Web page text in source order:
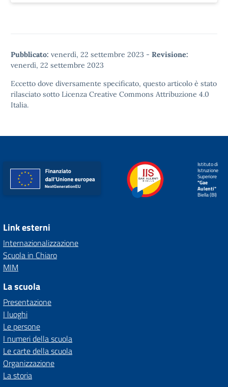
Pubblicato: venerdì, 22 settembre 2023 - Revisione:
venerdì, 22 settembre 2023
Eccetto dove diversamente specificato, questo articolo è stato
rilasciato sotto Licenza Creative Commons Attribuzione 4.0
Italia.
Istituto di
Istruzione
Superiore
"Gae
Aulenti"
Biella (BI)
Link esterni
Internazionalizzazione
Scuola in Chiaro
MIM
La scuola
Presentazione
I luoghi
Le persone
I numeri della scuola
Le carte della scuola
Organizzazione
La storia